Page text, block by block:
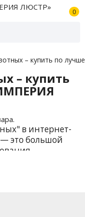
0
– купить по
– купить
в интернет-
это большой
более 0